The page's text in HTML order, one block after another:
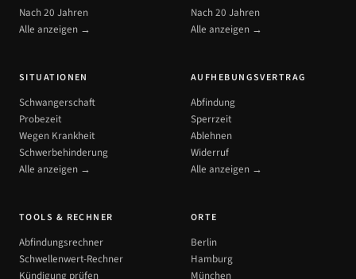
Nach 20 Jahren
Alle anzeigen →
Nach 20 Jahren
Alle anzeigen →
SITUATIONEN
Schwangerschaft
Probezeit
Wegen Krankheit
Schwerbehinderung
Alle anzeigen →
AUFHEBUNGSVERTRAG
Abfindung
Sperrzeit
Ablehnen
Widerruf
Alle anzeigen →
TOOLS & RECHNER
Abfindungsrechner
Schwellenwert-Rechner
Kündigung prüfen
ORTE
Berlin
Hamburg
München